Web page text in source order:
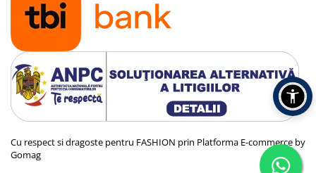
Cu respect si dragoste pentru FASHION prin Platforma E-commerce by
Gomag